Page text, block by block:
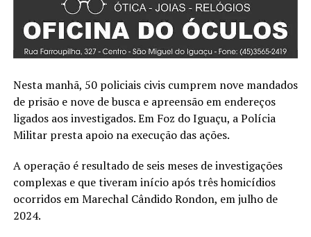
Nesta manhã, 50 policiais civis cumprem nove mandados
de prisão e nove de busca e apreensão em endereços
ligados aos investigados. Em Foz do Iguaçu, a Polícia
Militar presta apoio na execução das ações.
A operação é resultado de seis meses de investigações
complexas e que tiveram início após três homicídios
ocorridos em Marechal Cândido Rondon, em julho de
2024.